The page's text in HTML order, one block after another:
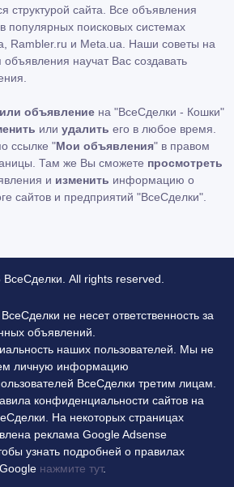
структурой сайта. Все объявления
популярных поисковых системах
Rambler.ru и Meta.ua. Наши советы на
научат Вас создавать
объявление на "ВсеСделки - Кошки"
или удалить его в любое время.
ссылке "Мои объявления" в правом
Там же Вы сможете просмотреть
и изменить информацию о
сайтов и предприятий "ВсеСделки".
All rights reserved.
не несет ответственность за
объявлений.
наших пользователей. Мы не
личную информацию
ВсеСделки третим лицам.
конфиденциальности сайтов на
На некоторых страницах
реклама Google Adsense
узнать подробней о правилах
нажмите тут.